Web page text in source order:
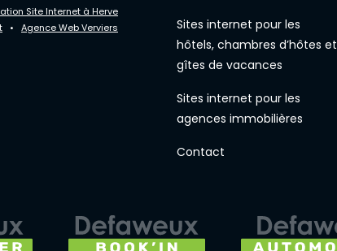
Site Internet à Herve
• Agence Web Verviers
Sites internet pour les
hôtels, chambres d’hôtes et
gîtes de vacances
Sites internet pour les
agences immobilières
Contact